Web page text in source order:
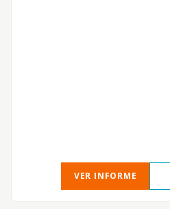
VER INFORME